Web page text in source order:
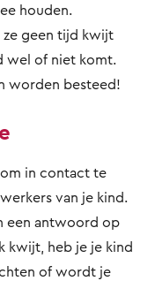
houden.
ze geen tijd kwijt
wel of niet komt.
worden besteed!
in contact te
van je kind.
een antwoord op
kwijt, heb je je kind
of wordt je